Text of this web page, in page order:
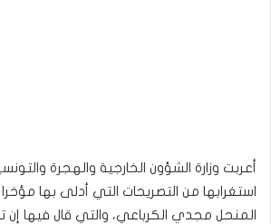
أعربت وزارة الشؤون الخارجية والهجرة
استغرابها من التصريحات التي أدلى بها مؤخرا
المنحل مجدي الكرباعي، والتي قال فيها إن